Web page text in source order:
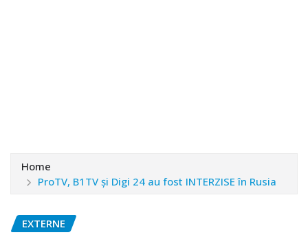
Home
ProTV, B1TV și Digi 24 au fost INTERZISE în Rusia
EXTERNE